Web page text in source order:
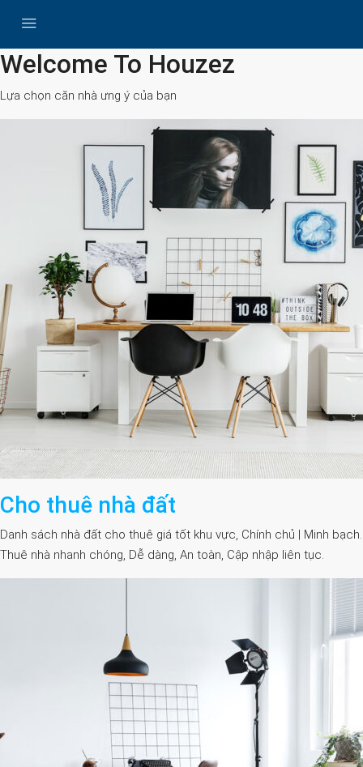
Search
Welcome To Houzez
Lựa chọn căn nhà ưng ý của bạn
Cho thuê nhà đất
Danh sách nhà đất cho thuê giá tốt khu vực, Chính chủ | Minh bạch.
Thuê nhà nhanh chóng, Dễ dàng, An toàn, Cập nhập liên tục.